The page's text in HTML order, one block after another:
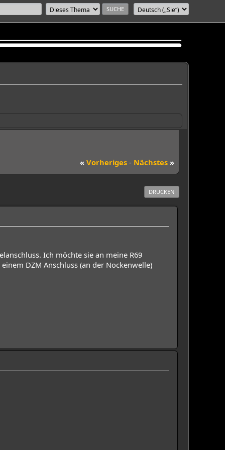
« Vorheriges - Nächstes »
DRUCKEN
Ich möchte sie an meine R69
DZM Anschluss (an der Nockenwelle)